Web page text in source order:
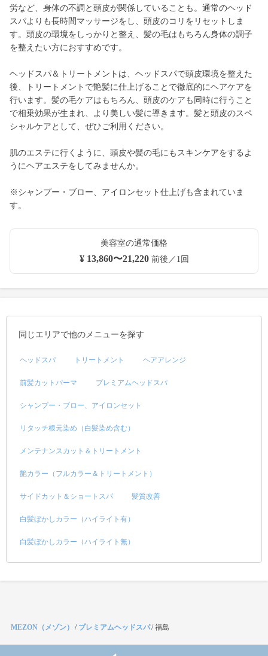
労など、身体の不調と頭皮が関係していることも。通常のヘッド
スパよりも長時間マッサージをし、頭皮のコリをリセットしま
す。頭皮の環境をしっかりと整え、髪の毛はもちろん身体の調子
を整えたい方におすすめです。
ヘッドスパ＆トリートメントは、ヘッドスパで頭皮環境を整えた
後、トリートメントで艶髪に仕上げることで徹底的にヘアケアを
行います。髪の毛ケアはもちろん、頭皮のケアも同時に行うこと
で相乗効果が生まれ、より美しい髪に導きます。髪と頭皮のスペ
シャルケアとして、ぜひご利用ください。
肌のエステに行くように、頭皮や髪の毛にもスキンケアをするよ
うにヘアエステをしてみませんか。
※シャンプー・ブロー、アイロンセット仕上げも含まれていま
す。
美容室の通常価格
¥ 13,860〜21,220前後／1回
同じエリアで他のメニューを探す
ヘッドスパ トリートメント ヘアアレンジ
前髪カットパーマ プレミアムヘッドスパ
シャンプー・ブロー、アイロンセット
リタッチ根元染め（白髪染め含む）
メンテナンスカット＆トリートメント
艶カラー（フルカラー＆トリートメント）
サイドカット＆ショートスパ 髪質改善
白髪ぼかしカラー（ハイライト有）
白髪ぼかしカラー（ハイライト無）
MEZON（メゾン） / プレミアムヘッドスパ/福島